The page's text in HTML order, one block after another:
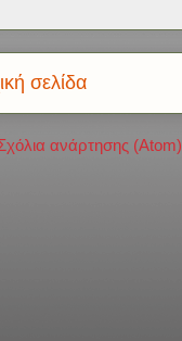
σελίδα
ανάρτησης (Atom)